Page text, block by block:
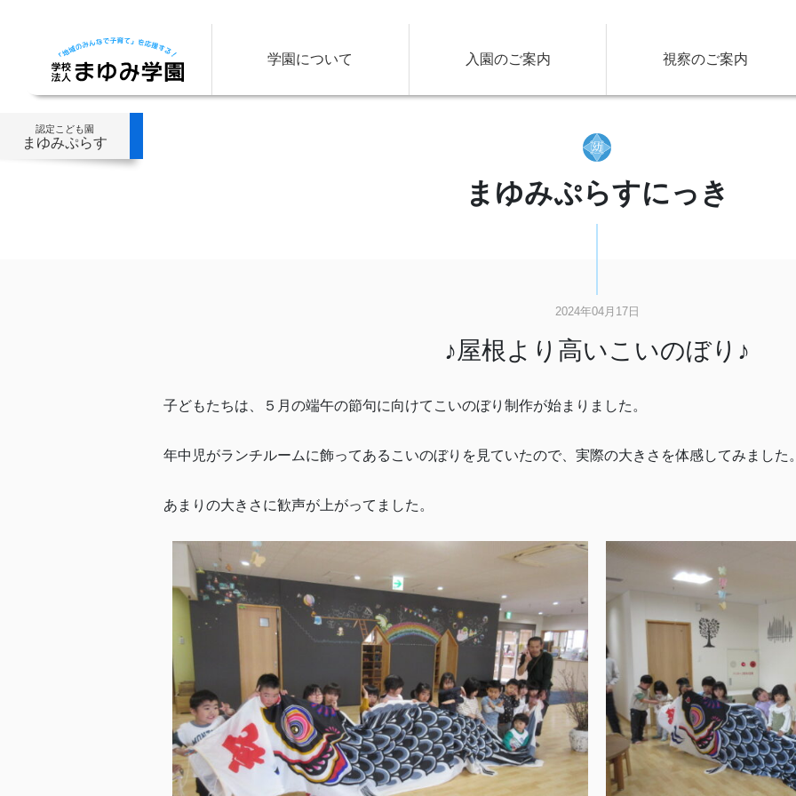
学園について 入園のご案内 視察のご案内
認定こども園
まゆみぷらす
まゆみぷらすにっき
2024年04月17日
♪屋根より高いこいのぼり♪
子どもたちは、５月の端午の節句に向けてこいのぼり制作が始まりました。
年中児がランチルームに飾ってあるこいのぼりを見ていたので、実際の大きさを体感してみました
あまりの大きさに歓声が上がってました。